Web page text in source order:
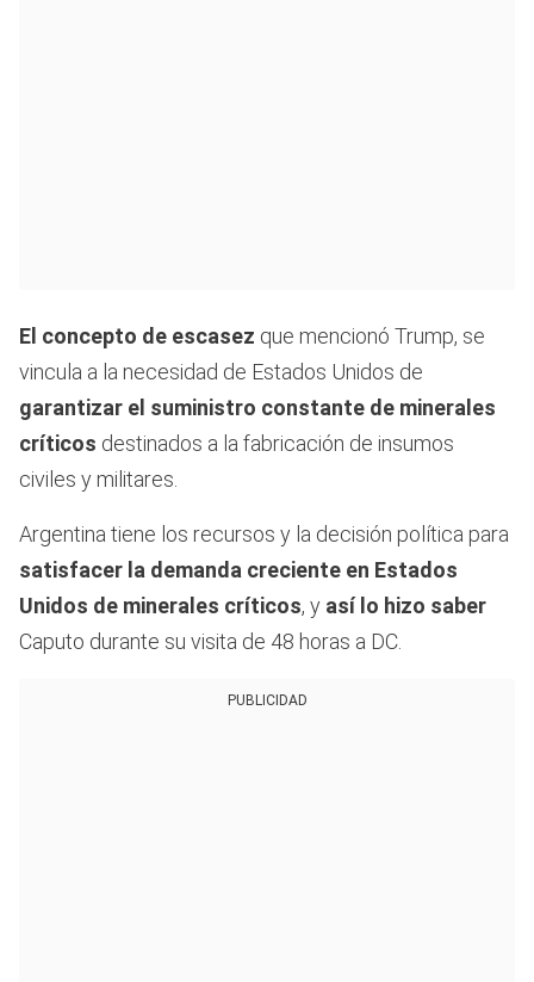
El concepto de escasez que mencionó Trump, se
vincula a la necesidad de Estados Unidos de
garantizar el suministro constante de minerales
críticos destinados a la fabricación de insumos
civiles y militares.
Argentina tiene los recursos y la decisión política para
satisfacer la demanda creciente en Estados
Unidos de minerales críticos, y así lo hizo saber
Caputo durante su visita de 48 horas a DC.
PUBLICIDAD